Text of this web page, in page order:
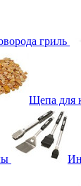
гриль
Щепа для